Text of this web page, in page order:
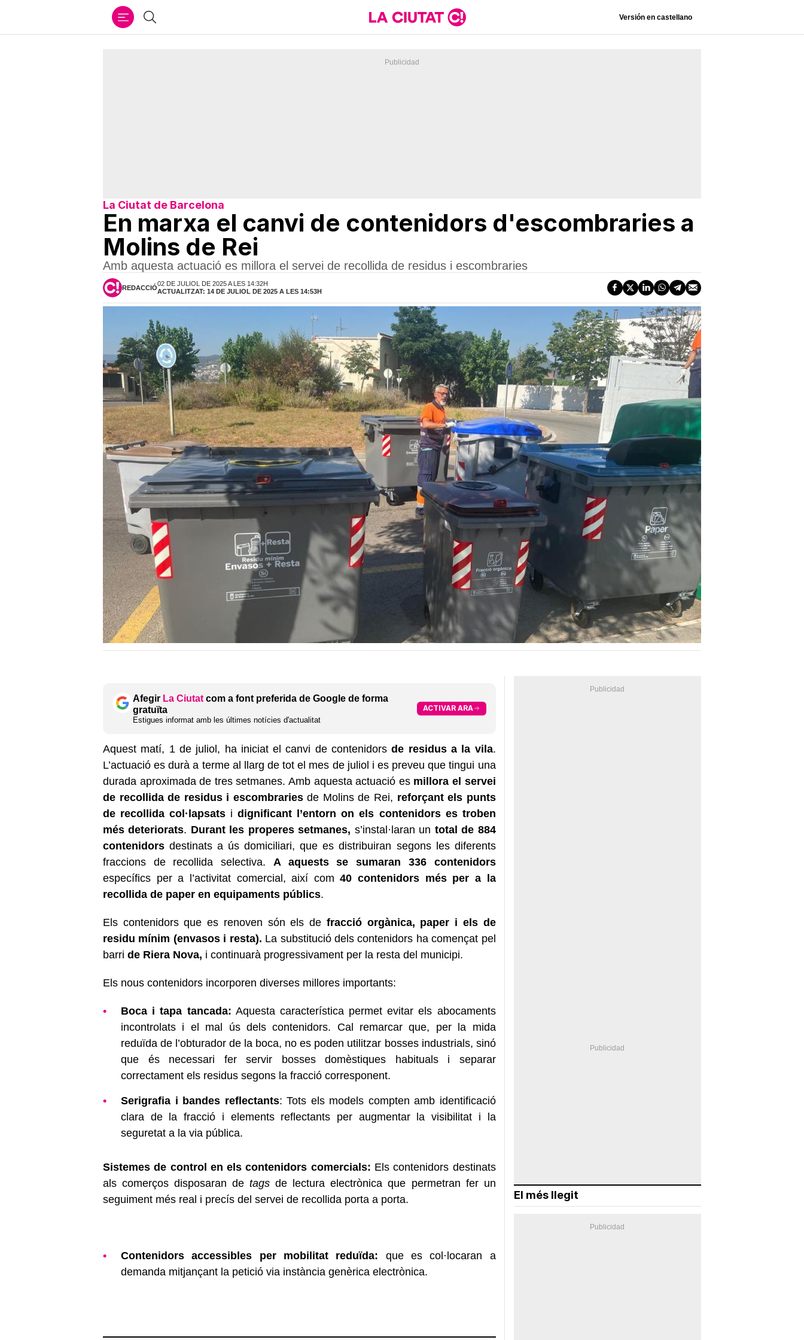
Cercar Versión en castellano
La Ciutat de Barcelona
En marxa el canvi de contenidors d'escombraries a
Molins de Rei
Amb aquesta actuació es millora el servei de recollida de residus i escombraries
REDACCIÓ
02 DE JULIOL DE 2025 A LES 14:32H
ACTUALITZAT: 14 DE JULIOL DE 2025 A LES 14:53H
Afegir La Ciutat com a font preferida de Google de forma
gratuïta
Estigues informat amb les últimes notícies d'actualitat
ACTIVAR ARA
Aquest matí, 1 de juliol, ha iniciat el canvi de contenidorsde residus a la vila.
L’actuació es durà a terme al llarg de tot el mes de juliol i es preveu que tingui una
durada aproximada de tres setmanes. Amb aquesta actuació es millora el servei
de recollida de residus i escombrariesde Molins de Rei, reforçant els punts
de recollida col·lapsats idignificant l’entorn on els contenidors es troben
més deteriorats. Durant les properes setmanes, s’instal·laran un total de 884
contenidors destinats a ús domiciliari, que es distribuiran segons les diferents
fraccions de recollida selectiva. A aquests se sumaran 336 contenidors
específics per a l’activitat comercial, així com40 contenidors més per a la
recollida de paper en equipaments públics.
Els contenidors que es renoven són els de fracció orgànica, paper i els de
residu mínim (envasos i resta). La substitució dels contenidors ha començat pel
barri de Riera Nova, i continuarà progressivament per la resta del municipi.
Els nous contenidors incorporen diverses millores importants:
Boca i tapa tancada: Aquesta característica permet evitar els abocaments
incontrolats i el mal ús dels contenidors. Cal remarcar que, per la mida
reduïda de l’obturador de la boca, no es poden utilitzar bosses industrials, sinó
que és necessari fer servir bosses domèstiques habituals i separar
correctament els residus segons la fracció corresponent.
Serigrafia i bandes reflectants: Tots els models compten amb identificació
clara de la fracció i elements reflectants per augmentar la visibilitat i la
seguretat a la via pública.
Sistemes de control en els contenidors comercials: Els contenidors destinats
als comerços disposaran detags de lectura electrònica que permetran fer un
seguiment més real i precís del servei de recollida porta a porta.
Contenidors accessibles per mobilitat reduïda: que es col·locaran a
demanda mitjançant la petició via instància genèrica electrònica.
El més llegit